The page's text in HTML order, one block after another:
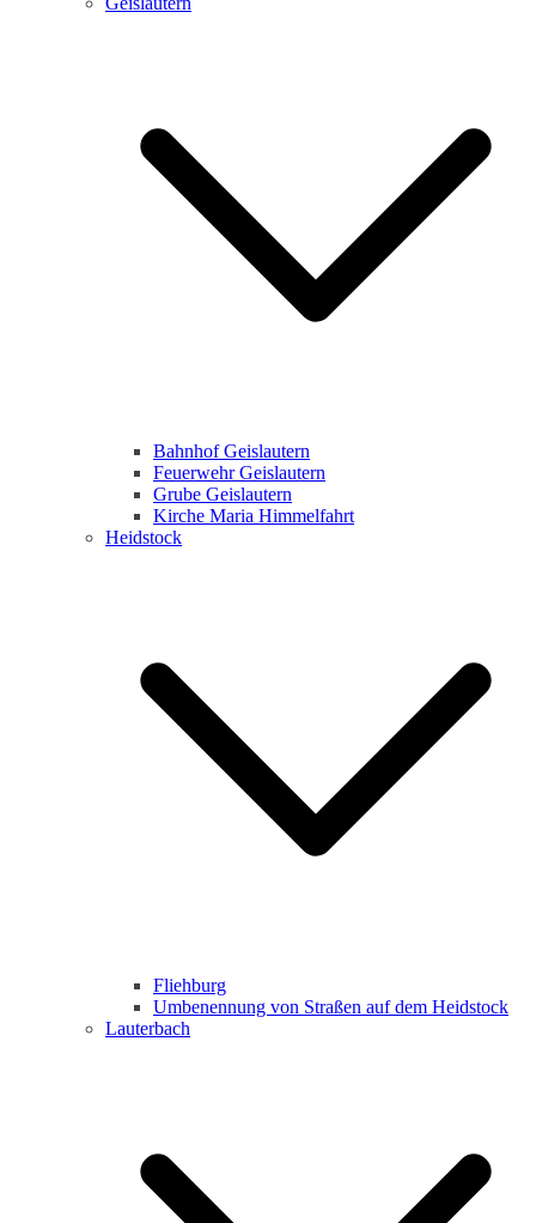
Bahnhof Geislautern
Feuerwehr Geislautern
Grube Geislautern
Kirche Maria Himmelfahrt
Heidstock
Fliehburg
Umbenennung von Straßen auf dem Heidstock
Lauterbach